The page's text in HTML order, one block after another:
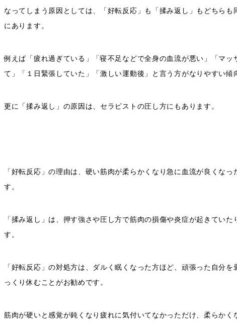
なってしまう原因としては、「好転反応」も「揉み返し」もどちら
にあります。
例えば「疲れ過ぎている」「寝不足などで全身の血流が悪い」「マ
て」「１日緊張していた」「激しい運動後」と言う方がなりやすい傾
更に「揉み返し」の原因は、セラピストの圧し方にもあります。
「好転反応」の理由は、硬い筋肉が柔らかくなり急に血流が良くな
す。
「揉み返し」は、押す強さや圧し方で筋肉の損傷や炎症が起きてい
す。
「好転反応」の対処方は、ダルく眠くなった方ほど、頑張った自分
っくり休むことがお勧めです。
筋肉が硬いと感覚が鈍くなり疲れに気付いてなかっただけ、柔らか